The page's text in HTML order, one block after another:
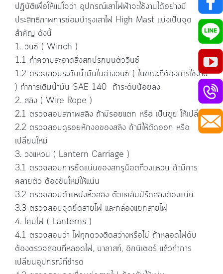
ปฏิบัติเพื่อให้แน่ใจว่า อุปกรณ์เสาไฟฟ้าจะใช้งานได้อย่างมี
ประสิทธิภาพการซ่อมบำรุงเสาไฟ High Mast แบ่งเป็นจุด
สำคัญ ดังนี้
1. วินซ์ ( Winch )
1.1 ทำความสะอาดสิ่งสกปรกบนตัววินซ์
1.2 ตรวจสอบระดับน้ำมันในอ่างวินซ์ ( ในขณะที่ต้องการใช้งาน
) ทำการเติมน้ำมัน SAE 140 ถ้าระดับน้อยลง
2. สลิง ( Wire Rope )
2.1 ตรวจสอบสภาพสลิง ถ้ามีรอยแตก หรือ เป็นขุย ให้เปลี่ยน
2.2 ตรวจสอบดูรอยหักงอของสลิง ถ้ามีให้ตัดออก หรือ
เปลี่ยนใหม่
3. วงแหวน ( Lantern Carriage )
3.1 ตรวจสอบการยึดแน่นของสกรูน๊อตที่วงแหวน ถ้ามีการ
คลายตัว ต้องขันใหม่ให้แน่น
3.2 ตรวจสอบตำแหน่งหิ้วสลิง ตัวแคล้มป์รัดสลิงต้องแน่น
3.3 ตรวจสอบจุดยึดสายไฟ และกล่องแยกสายไฟ
4. โคมไฟ ( Lanterns )
4.1 ตรวจสอบว่า ไฟทุกดวงติดสว่างหรือไม่ ถ้าหลอดไฟดับ
ต้องตรวจสอบที่หลอดไฟ, บาลาสท์, อิกนิเตอร์ แล้วทำการ
เปลี่ยนอุปกรณ์ที่ชำรด